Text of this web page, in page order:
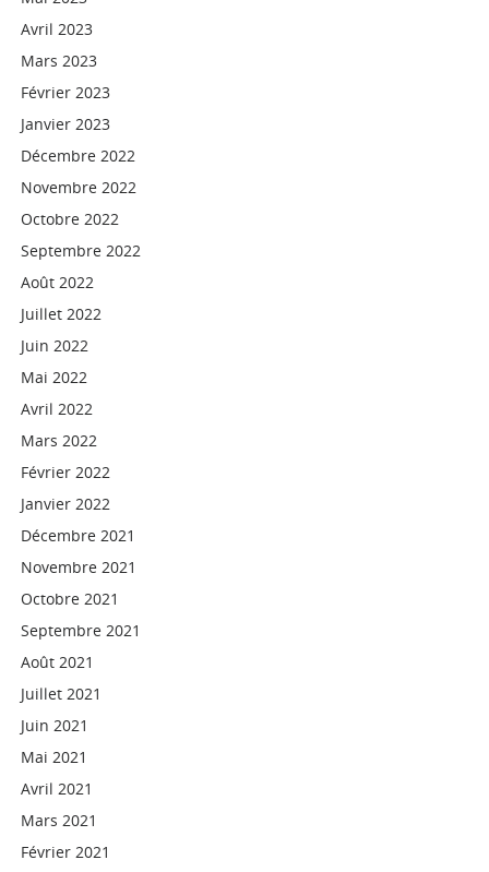
Avril 2023
Mars 2023
Février 2023
Janvier 2023
Décembre 2022
Novembre 2022
Octobre 2022
Septembre 2022
Août 2022
Juillet 2022
Juin 2022
Mai 2022
Avril 2022
Mars 2022
Février 2022
Janvier 2022
Décembre 2021
Novembre 2021
Octobre 2021
Septembre 2021
Août 2021
Juillet 2021
Juin 2021
Mai 2021
Avril 2021
Mars 2021
Février 2021